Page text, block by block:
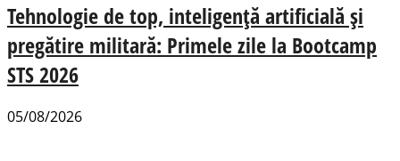
Tehnologie de top, inteligență artificială și
pregătire militară: Primele zile la Bootcamp
STS 2026
05/08/2026